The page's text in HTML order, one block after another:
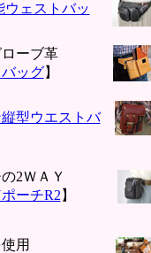
ウェストバッ
ーブ革
ッグ】
型ウエストバ
2ＷＡＹ
ーチR2 】
用